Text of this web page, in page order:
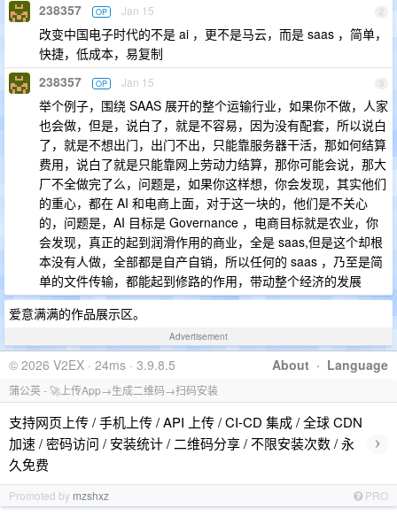
2
238357 OP Jan 15
改变中国电子时代的不是 ai ，更不是马云，而是 saas ，简单，
快捷，低成本，易复制
3
238357 OP Jan 15
举个例子，围绕 SAAS 展开的整个运输行业，如果你不做，人家
也会做，但是，说白了，就是不容易，因为没有配套，所以说白
了，就是不想出门，出门不出，只能靠服务器干活，那如何结算
费用，说白了就是只能靠网上劳动力结算，那你可能会说，那大
厂不全做完了么，问题是，如果你这样想，你会发现，其实他们
的重心，都在 AI 和电商上面，对于这一块的，他们是不关心
的，问题是，AI 目标是 Governance ，电商目标就是农业，你
会发现，真正的起到润滑作用的商业，全是 saas,但是这个却根
本没有人做，全部都是自产自销，所以任何的 saas ，乃至是简
单的文件传输，都能起到修路的作用，带动整个经济的发展
爱意满满的作品展示区。
Advertisement
About · Language
© 2026 V2EX · 24ms · 3.9.8.5
蒲公英 - 🚀上传App→生成二维码→扫码安装
支持网页上传 / 手机上传 / API 上传 / CI-CD 集成 / 全球 CDN
加速 / 密码访问 / 安装统计 / 二维码分享 / 不限安装次数 / 永
久免费
›
Promoted by mzshxz PRO